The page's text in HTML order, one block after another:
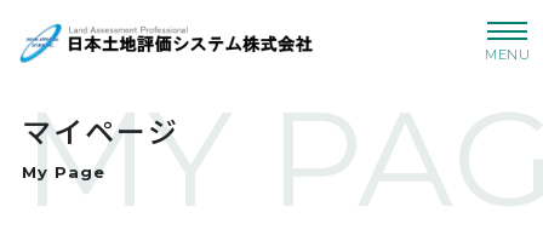
MENU
MY
マイページ
My Page